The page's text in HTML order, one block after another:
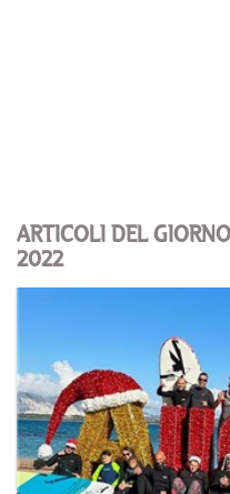
ARTICOLI DEL
2022